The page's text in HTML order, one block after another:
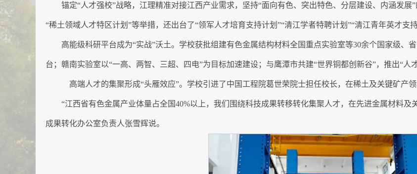
锚定“人才强校”战略，江理精准对接江西产业需求，坚持“面向有色、突出特色、分层建设、内涵发
“稀土领域人才特区计划”等举措，还出台了“领军人才培育支持计划”“清江学者特聘计划”“清江青年英才支
高能级科研平台成为“实战”沃土。学校获批组建有色金属结构材料全国重点实验室等30余个国家级、
台；赣南实验室以“一高、两智、三超、四电”为目标加速建设；与鹰潭市共建“世界铜都创新谷”，推出“人
高端人才的集聚形成“头雁效应”。学校引进了中国工程院葛世荣院士担任校长，在稀土及关键矿产领
“江西省有色金属产业体量占全国40%以上，我们围绕科技成果转移转化集聚人才，在先进金属材料
成果转化办公室负责人张雪辉说。